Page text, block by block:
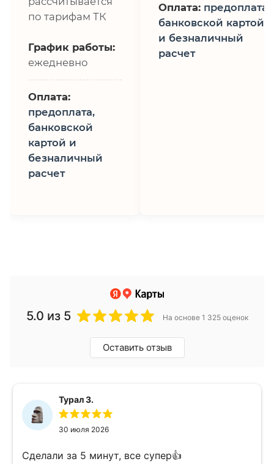
по тарифам ТК
График работы:
ежедневно
Оплата:
предоплата,
банковской
картой и
безналичный
расчет
Оплата: предоплата,
банковской картой
и безналичный
расчет
5.0 из 5 На основе 1 325 оценок
Оставить отзыв
Турал З.
30 июля 2026
Сделали за 5 минут, все супер👍